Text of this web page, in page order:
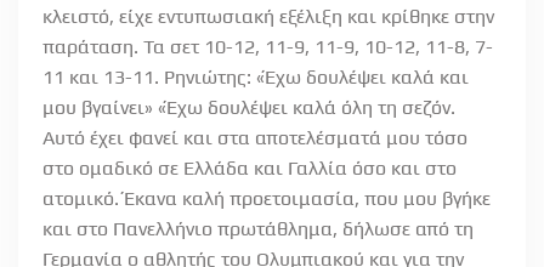
κλειστό, είχε εντυπωσιακή εξέλιξη και κρίθηκε στην
παράταση. Τα σετ 10-12, 11-9, 11-9, 10-12, 11-8, 7-
11 και 13-11. Ρηνιώτης: «Έχω δουλέψει καλά και
μου βγαίνει» «Έχω δουλέψει καλά όλη τη σεζόν.
Αυτό έχει φανεί και στα αποτελέσματά μου τόσο
στο ομαδικό σε Ελλάδα και Γαλλία όσο και στο
ατομικό. Έκανα καλή προετοιμασία, που μου βγήκε
και στο Πανελλήνιο πρωτάθλημα, δήλωσε από τη
Γερμανία ο αθλητής του Ολυμπιακού και για την